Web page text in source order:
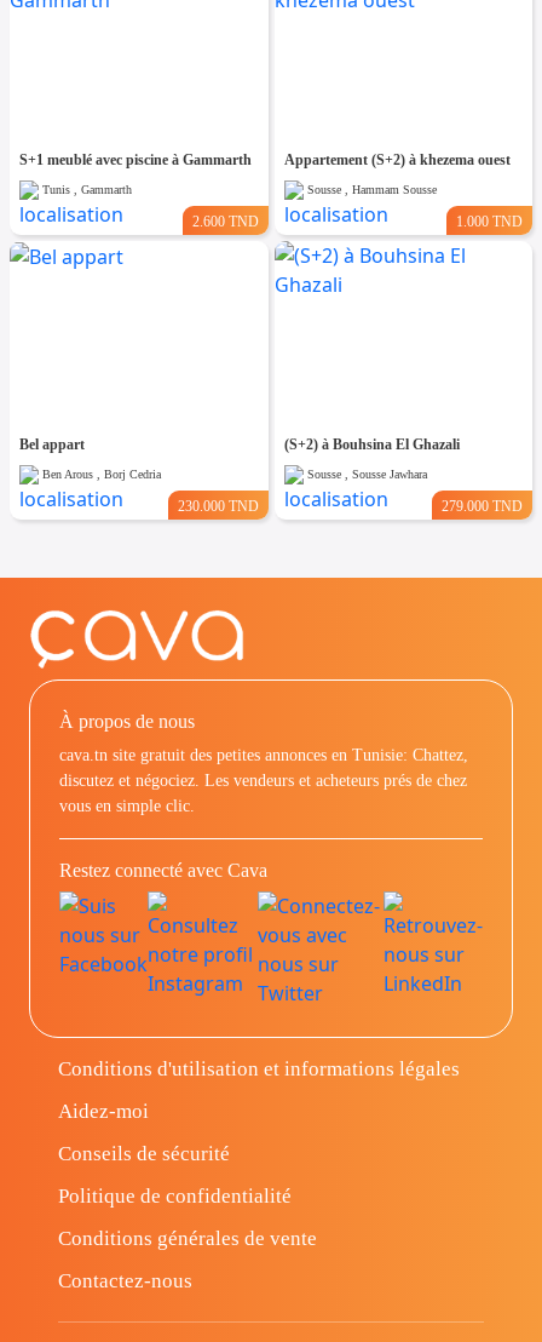
S+1 meublé avec piscine à Gammarth
Tunis , Gammarth
2.600 TND
Appartement (S+2) à khezema ouest
Sousse , Hammam Sousse
1.000 TND
Bel appart
Ben Arous , Borj Cedria
230.000 TND
(S+2) à Bouhsina El Ghazali
Sousse , Sousse Jawhara
279.000 TND
À propos de nous
cava.tn site gratuit des petites annonces en Tunisie: Chattez,
discutez et négociez. Les vendeurs et acheteurs prés de chez
vous en simple clic.
Restez connecté avec Cava
Conditions d'utilisation et informations légales
Aidez-moi
Conseils de sécurité
Politique de confidentialité
Conditions générales de vente
Contactez-nous